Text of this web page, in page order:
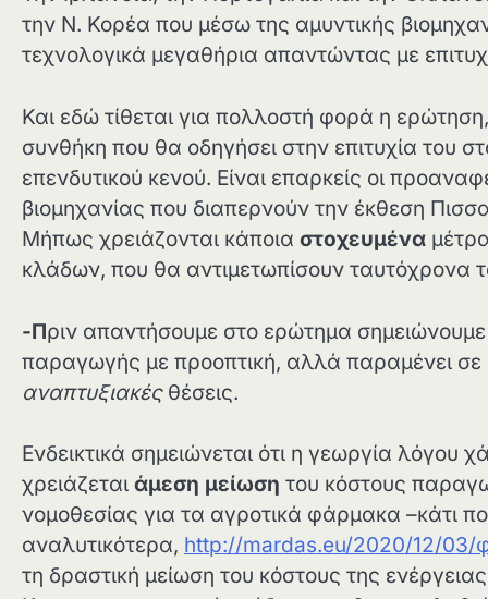
την Ν. Κορέα που μέσω της αμυντικής
τεχνολογικά μεγαθήρια απαντώντας με
Και εδώ τίθεται για πολλοστή φορά η
συνθήκη που θα οδηγήσει στην επιτυχία του
επενδυτικού κενού. Είναι επαρκείς οι
βιομηχανίας που διαπερνούν την έκθεση
Μήπως χρειάζονται κάποια στοχευμένα
κλάδων, που θα αντιμετωπίσουν ταυτόχρονα
-Πριν απαντήσουμε στο ερώτημα
παραγωγής με προοπτική, αλλά παραμένει
αναπτυξιακέςθέσεις.
Ενδεικτικά σημειώνεται ότι η γεωργία λόγου
χρειάζεται άμεση μείωση του κόστους
νομοθεσίας για τα αγροτικά φάρμακα –κάτι
αναλυτικότερα, http://mardas.eu/2020/12/03/
τη δραστική μείωση του κόστους της